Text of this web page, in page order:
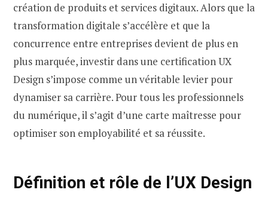
création de produits et services digitaux. Alors que la
transformation digitale s’accélère et que la
concurrence entre entreprises devient de plus en
plus marquée, investir dans une certification UX
Design s’impose comme un véritable levier pour
dynamiser sa carrière. Pour tous les professionnels
du numérique, il s’agit d’une carte maîtresse pour
optimiser son employabilité et sa réussite.
Définition et rôle de l’UX Design